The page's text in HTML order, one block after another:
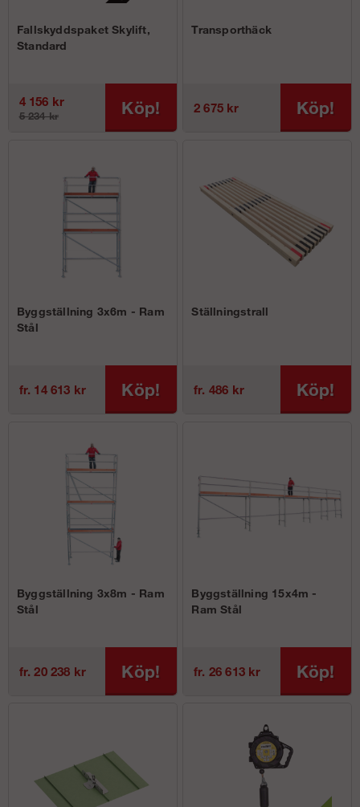
Fallskyddspaket Skylift,
Standard
4 156 kr
5 234 kr Köp!
Transporthäck
2 675 kr Köp!
Byggställning 3x6m - Ram
Stål
fr. 14 613 kr Köp!
Ställningstrall
fr. 486 kr Köp!
Byggställning 3x8m - Ram
Stål
fr. 20 238 kr Köp!
Byggställning 15x4m -
Ram Stål
fr. 26 613 kr Köp!